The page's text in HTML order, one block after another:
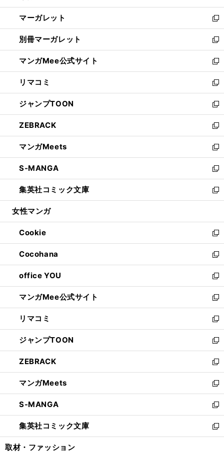
開
く
ウ
で
開
く
ン
ド
ウ
で
開
く
し
い
ウ
ィ
ン
ド
ウ
で
開
く
マーガレット
新
し
い
ウ
ィ
ン
ド
ウ
で
開
く
別冊マーガレット
新
し
い
ウ
ィ
ン
ド
ウ
で
開
く
マンガMee公式サイト
新
し
い
ウ
ィ
ン
ド
ウ
で
開
く
リマコミ
新
し
い
ウ
ィ
ン
ド
ウ
で
開
く
ジャンプTOON
新
し
い
ウ
ィ
ン
ド
ウ
で
開
ZEBRACK
新
し
い
ウ
ィ
ン
ド
ウ
開
く
マンガMeets
新
し
い
ウ
ィ
ン
ウ
で
開
く
S-MANGA
新
し
い
ウ
ン
ド
ウ
で
開
く
集英社コミック文庫
新
し
ウ
ィ
ン
ド
ウ
で
開
く
女性マンガ
Cookie
新
し
い
ウ
ィ
ン
ド
ウ
で
開
く
Cocohana
新
し
い
ウ
ィ
ン
ド
ウ
で
開
く
office YOU
新
し
い
ウ
ィ
ン
ド
ウ
で
開
く
マンガMee公式サイト
新
し
い
ウ
ィ
ン
ド
ウ
で
開
く
リマコミ
新
し
い
ウ
ィ
ン
ド
ウ
で
開
く
ジャンプTOON
新
し
い
ウ
ィ
ン
ド
ウ
で
開
ZEBRACK
新
し
い
ウ
ィ
ン
ド
ウ
マンガMeets
新
し
い
ウ
ィ
ン
S-MANGA
新
し
い
ウ
集英社コミック文庫
新
し
取材・ファッション